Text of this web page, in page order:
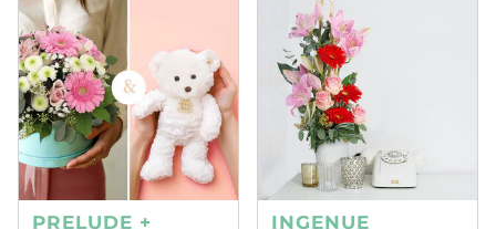
PRELUDE +
INGENUE